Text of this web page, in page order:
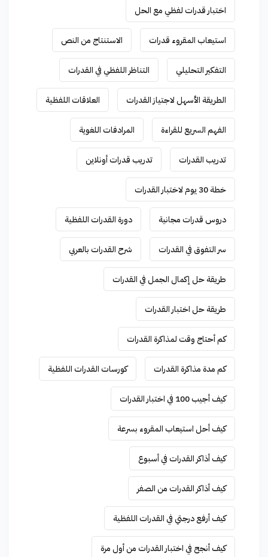
اختبار قدرات لفظي مع الحل
استيعاب المقروء قدرات الاستنتاج من النص
التفكير التحليلي التناظر اللفظي في القدرات
الطريقة الأسهل لاجتياز القدرات العلاقات اللفظية
الفهم السريع للقراءة المرادفات اللغوية
تدريب القدرات تدريب قدرات أونلاين
خطة 30 يوم لاختبار القدرات
دروس قدرات مجانية دورة القدرات اللفظية
سر التفوق في القدرات شرح القدرات بالعربي
طريقة حل إكمال الجمل في القدرات
طريقة حل اختبار القدرات
كم أحتاج وقت لمذاكرة القدرات
كم مدة مذاكرة القدرات كورسات القدرات اللفظية
كيف أجيب 100 في اختبار القدرات
كيف أحل استيعاب المقروء بسرعة
كيف أذاكر القدرات في أسبوع
كيف أذاكر القدرات من الصفر
كيف أرفع درجتي في القدرات اللفظية
كيف أنجح في اختبار القدرات من أول مرة